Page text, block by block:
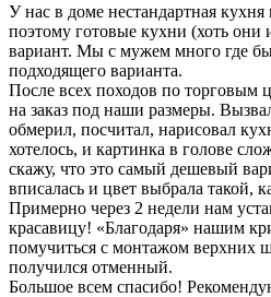
У нас в доме нестандартная кухня
поэтому готовые кухни (хоть
вариант. Мы с мужем много где
подходящего варианта.
После всех походов по торговым
на заказ под наши размеры.
обмерил, посчитал, нарисовал
хотелось, и картинка в голове
скажу, что это самый дешевый
вписалась и цвет выбрала такой,
Примерно через 2 недели нам
красавицу! «Благодаря» нашим
помучиться с монтажом верхних
получился отменный.
Большое всем спасибо!